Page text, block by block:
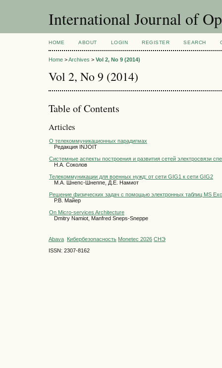
International Journal of
HOME ABOUT LOGIN REGISTER SEARCH
Home >Archives > Vol 2, No 9 (2014)
Vol 2, No 9 (2014)
Table of Contents
Articles
О телекоммуникационных парадигмах
Редакция INJOIT
Системные аспекты построения и развития сетей электросвязи
Н.А. Соколов
Телекоммуникации для военных нужд: от сети GIG1 к сети GIG2
М.А. Шнепс-Шнеппе, Д.Е. Намиот
Решение физических задач с помощью электронных таблиц MS
Р.В. Майер
On Micro-services Architecture
Dmitry Namiot, Manfred Sneps-Sneppe
Abava Кибербезопасность Monetec 2026 СНЭ
ISSN: 2307-8162